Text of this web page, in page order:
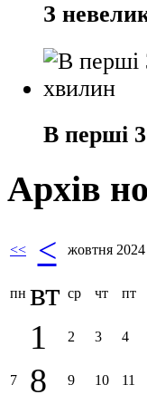
З
В перші
Архів
<< < жовтня 2024
пн вт ср чт пт
1 2 3 4
7 8 9 10 11